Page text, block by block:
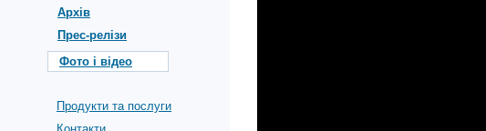
Архів
Прес-релізи
Фото і відео
Продукти та послуги